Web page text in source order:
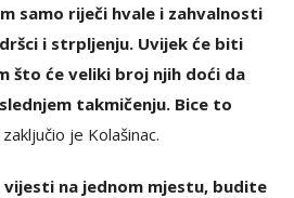
samo riječi hvale i zahvalnosti
i strpljenju. Uvijek će biti
što će veliki broj njih doći da
takmičenju. Bice to
zaključio je Kolašinac.
na jednom mjestu, budite